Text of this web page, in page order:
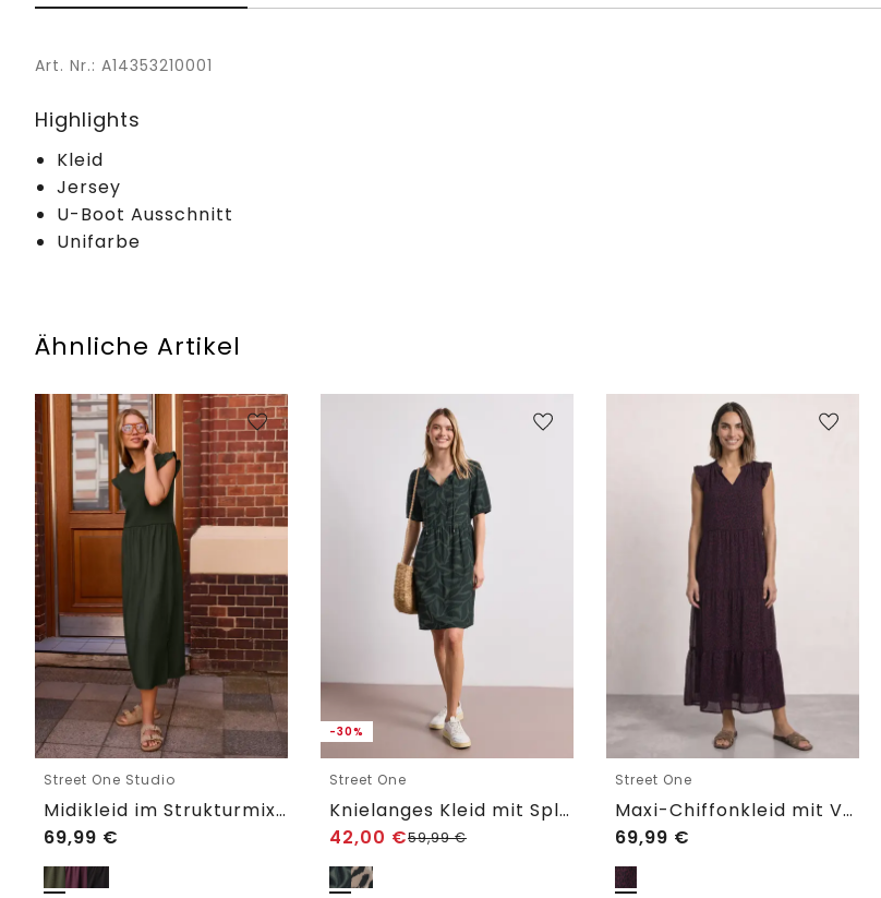
Art. Nr.: A14353210001
Highlights
Kleid
Jersey
U-Boot Ausschnitt
Unifarbe
Ähnliche Artikel
Street One Studio
Midikleid im Strukturmix mit Rundhals
69,99 €
-30%
Street One
Knielanges Kleid mit Split Neck und Print
42,00 €59,99€
Street One
Maxi-Chiffonkleid mit Volants und Print
69,99 €